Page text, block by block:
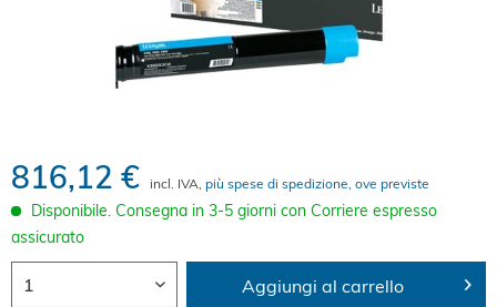
816,12 € incl. IVA, più spese di spedizione, ove previste
Disponibile. Consegna in 3-5 giorni con Corriere espresso
assicurato
Aggiungi al carrello